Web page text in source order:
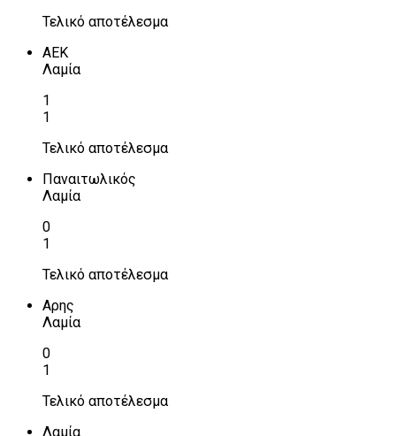
Τελικό αποτέλεσμα
ΑΕΚ
Λαμία
1
1
Τελικό αποτέλεσμα
Παναιτωλικός
Λαμία
0
1
Τελικό αποτέλεσμα
Αρης
Λαμία
0
1
Τελικό αποτέλεσμα
Λαμία